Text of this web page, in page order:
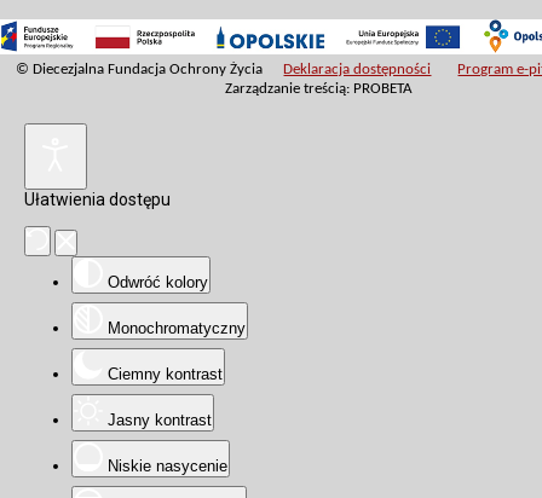
© Diecezjalna Fundacja Ochrony Życia Deklaracja dostępności
Program e-
Zarządzanie treścią: PROBETA
Ułatwienia dostępu
Odwróć kolory
Monochromatyczny
Ciemny kontrast
Jasny kontrast
Niskie nasycenie